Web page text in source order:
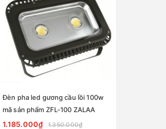
Đèn pha led gương cầu lồi 100w
mã sản phẩm ZFL-100 ZALAA
1.185.000₫ 1.350.000₫